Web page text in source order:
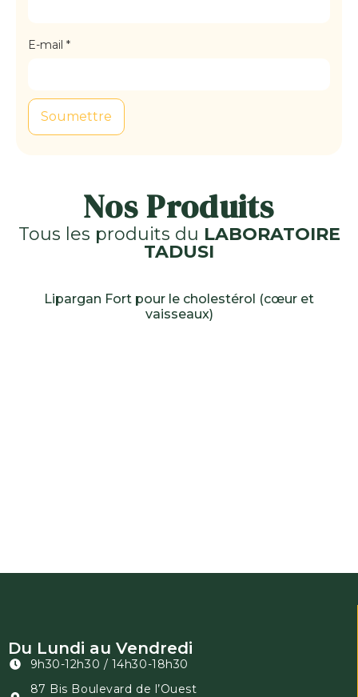
E-mail *
Nos Produits
Tous les produits du LABORATOIRE
TADUSI
Lipargan Fort pour le cholestérol (cœur et
vaisseaux)
Du Lundi au Vendredi
9h30-12h30 / 14h30-18h30
87 Bis Boulevard de l’Ouest